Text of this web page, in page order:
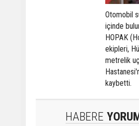
Otomobil
içinde
HOPAK
ekipleri,
metrelik
kaybetti.
HABERE